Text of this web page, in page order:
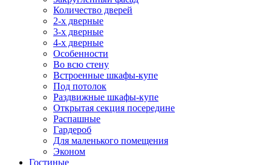
Количество дверей
2-х дверные
3-х дверные
4-х дверные
Особенности
Во всю стену
Встроенные шкафы-купе
Под потолок
Раздвижные шкафы-купе
Открытая секция посередине
Распашные
Гардероб
Для маленького помещения
Эконом
Гостиные